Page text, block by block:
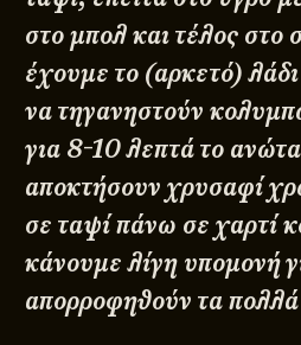
στο μπολ και τέλος στο
έχουμε το (αρκετό)
να τηγανηστούν
για 8-10 λεπτά το
αποκτήσουν χρυσαφί
σε ταψί πάνω σε χαρτί
κάνουμε λίγη υπομονή
απορροφηθούν τα